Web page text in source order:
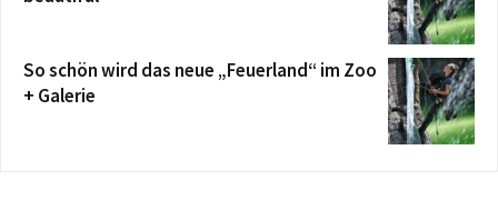
So schön wird das neue „Feuerland“ im Zoo
+ Galerie